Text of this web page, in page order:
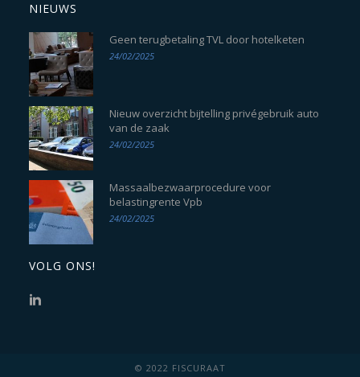
NIEUWS
Geen terugbetaling TVL door hotelketen
24/02/2025
Nieuw overzicht bijtelling privégebruik auto
van de zaak
24/02/2025
Massaalbezwaarprocedure voor
belastingrente Vpb
24/02/2025
VOLG ONS!
© 2022 FISCURAAT